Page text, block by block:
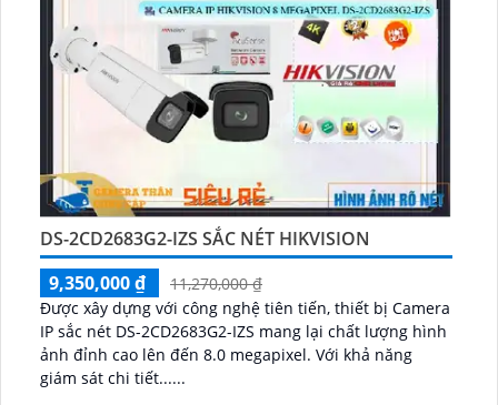
DS-2CD2683G2-IZS SẮC NÉT HIKVISION
9,350,000 ₫
11,270,000 ₫
Được xây dựng với công nghệ tiên tiến, thiết bị Camera
IP sắc nét DS-2CD2683G2-IZS mang lại chất lượng hình
ảnh đỉnh cao lên đến 8.0 megapixel. Với khả năng
giám sát chi tiết......